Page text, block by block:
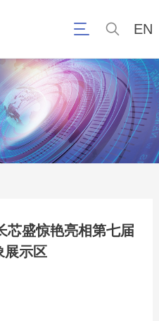
EN
芯盛惊艳亮相第七届
展示区